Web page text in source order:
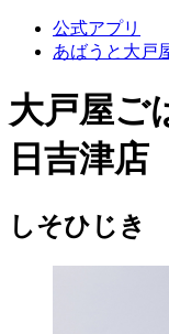
公式アプリ
あばうと大戸
大戸屋ご
日吉津店
しそひじき